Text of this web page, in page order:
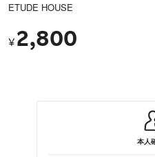
ETUDE HOUSE
¥ 2,800
本人